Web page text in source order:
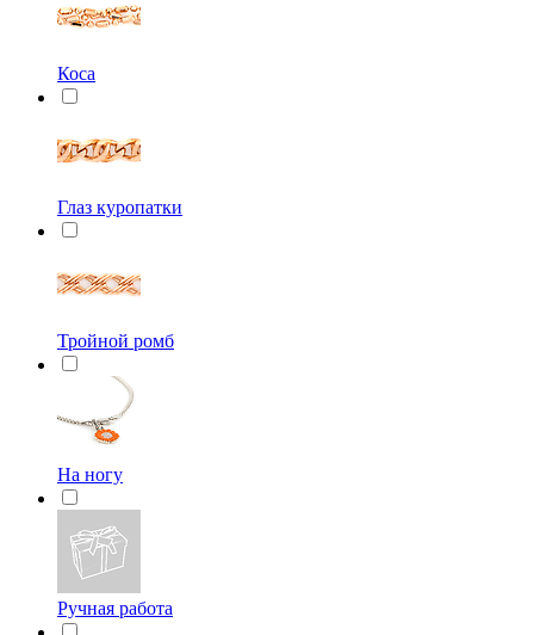
Коса
Глаз куропатки
Тройной ромб
На ногу
Ручная работа